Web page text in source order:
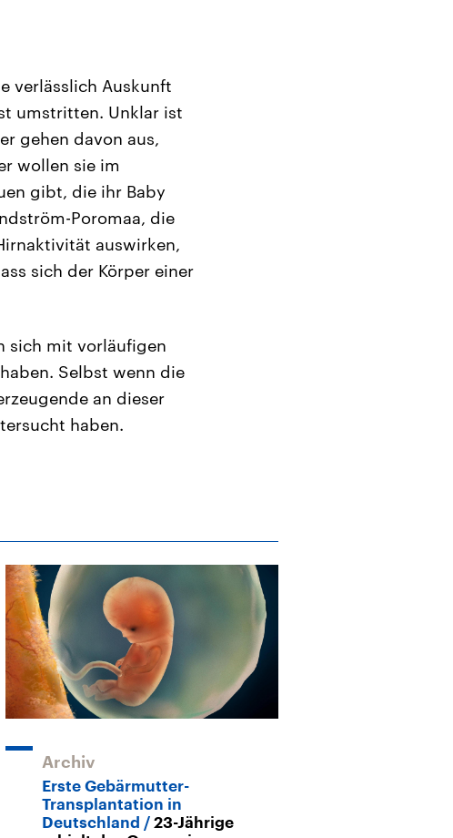
verlässlich Auskunft
umstritten. Unklar ist
gehen davon aus,
wollen sie im
gibt, die ihr Baby
Poromaa, die
auswirken,
sich der Körper einer
sich mit vorläufigen
Selbst wenn die
an dieser
haben.
Archiv
Erste Gebärmutter-
Transplantation in
Deutschland
23-Jährige